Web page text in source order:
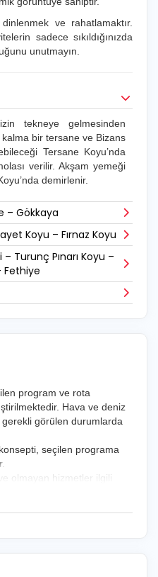
ve rahatlamaktır.
sadece sıkıldığınızda
unutmayın.
tekneye gelmesinden
bir tersane ve Bizans
Tersane Koyu’nda
verilir. Akşam yemeği
demirlenir.
– Gökkaya
Koyu – Fırnaz Koyu
Turunç Pınarı Koyu –
Fethiye
program ve rota
Hava ve deniz
gerekli görülen durumlarda
seçilen programa
olmayan hizmetler ilgili
belirtilmektedir.
göre